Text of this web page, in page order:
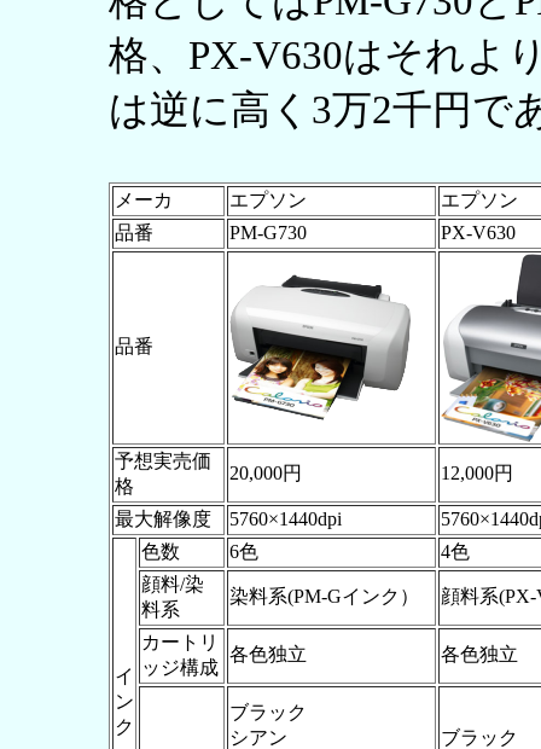
格、PX-V630はそれよ
は逆に高く3万2千円で
メーカ エプソン
エプソン
品番
PM-G730 PX-V630
品番
予想実売価
格
20,000円 12,000円
最大解像度 5760×1440dpi
イ
ン
ク
色数 6色
4色
顔料/染
料系
染料系(PM-Gインク） 顔料系
カートリ
ッジ構成
各色独立 各色独立
ブラック
シアン
ブラック